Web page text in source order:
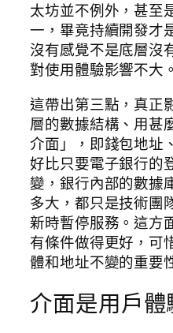
太坊並不例外，甚至
一，畢竟持續開發才
沒有感覺不是底層沒
對使用體驗影響不大。
這帶出第三點，真正
層的數據結構、用甚
介面」，即錢包地址
好比只要電子銀行的
變，銀行內部的數據
多大，都只是技術團
新時暫停服務。這方
有條件做得更好，可
體和地址不變的重要
介面是用戶體